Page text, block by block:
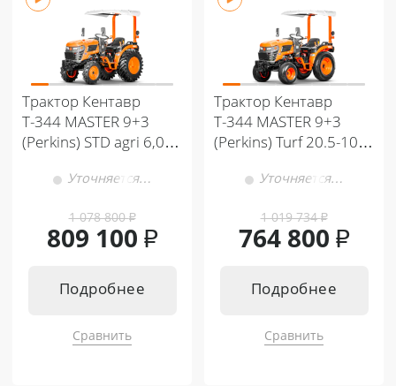
Трактор Кентавр
Т-344 MASTER 9+3
(Perkins) STD agri 6,00-
Уточняется…
1 078 800₽
809 100 ₽
Подробнее
Сравнить
Трактор Кентавр
Т-344 MASTER 9+3
(Perkins) Turf 20.5-10 /
Уточняется…
1 019 734₽
764 800 ₽
Подробнее
Сравнить